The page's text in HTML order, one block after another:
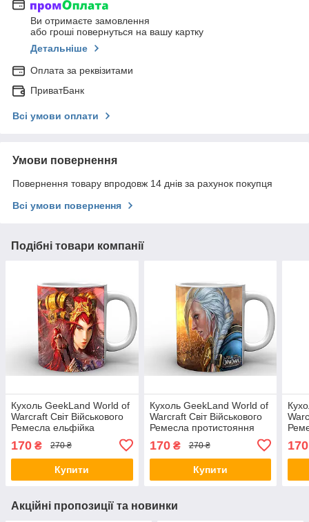
Ви отримаєте замовлення
або гроші повернуться на вашу картку
Детальніше
Оплата за реквізитами
ПриватБанк
Всі умови оплати
Умови повернення
Повернення товару впродовж 14 днів за рахунок покупця
Всі умови повернення
Подібні товари компанії
Кухоль GeekLand World of
Warcraft Світ Військового
Ремесла ельфійка
170 ₴ 270 ₴
Купити
Кухоль GeekLand World of
Warcraft Світ Військового
Ремесла протистояння
170₴ 270 ₴
Купити
170
Акційні пропозиції та новинки